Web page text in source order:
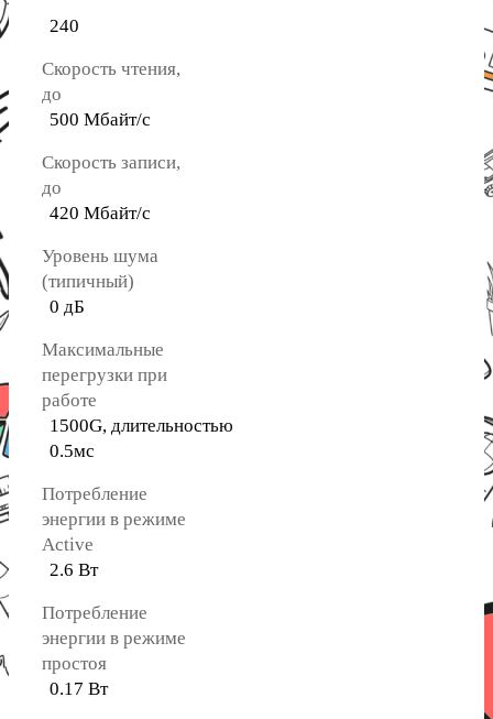
240
Скорость чтения,
до
500 Мбайт/с
Скорость записи,
до
420 Мбайт/с
Уровень шума
(типичный)
0 дБ
Максимальные
перегрузки при
работе
1500G, длительностью
0.5мс
Потребление
энергии в режиме
Active
2.6 Вт
Потребление
энергии в режиме
простоя
0.17 Вт